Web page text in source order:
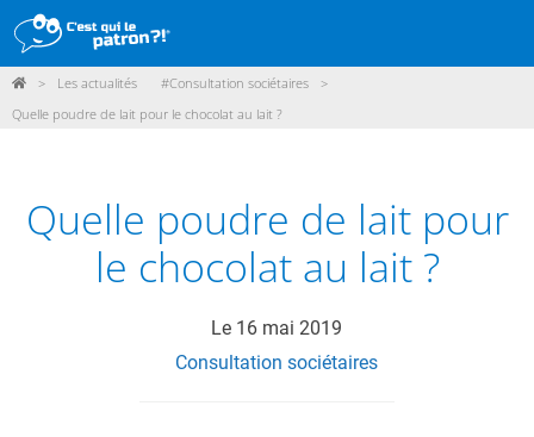
DÉMARCHE
POINTS DE VENTE
PARTICIPER
ME CONNECTER / ADHÉRER
> Les actualités #Consultation sociétaires
>
Quelle poudre de lait pour le chocolat au lait ?
Quelle poudre de lait pour
le chocolat au lait ?
Le 16 mai 2019
Consultation sociétaires